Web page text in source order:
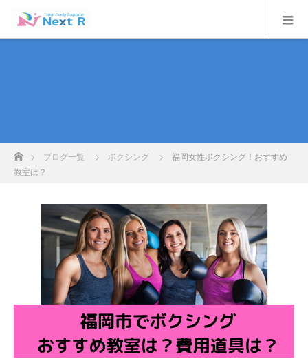
ブログ一覧 ボクシング
福岡女性ボクシング！おすすめ
教室は？